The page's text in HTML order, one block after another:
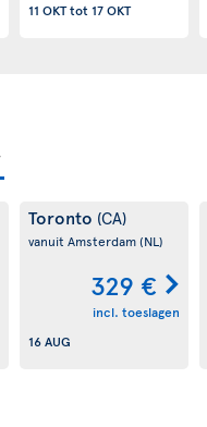
11 OKTtot 17 OKT
Toronto (CA)
vanuit Amsterdam(NL)
329 €
incl. toeslagen
16 AUG